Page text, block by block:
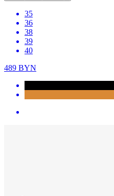
35
36
38
39
40
489 BYN